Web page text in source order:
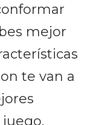
mejor
te van a